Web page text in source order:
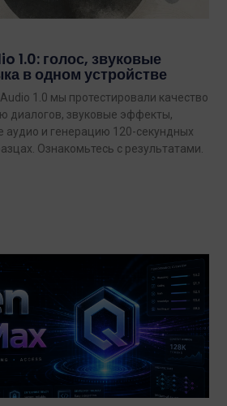
1.0: голос, звуковые
в одном устройстве
1.0 мы протестировали качество
диалогов, звуковые эффекты,
аудио и генерацию 120-секундных
Ознакомьтесь с результатами.